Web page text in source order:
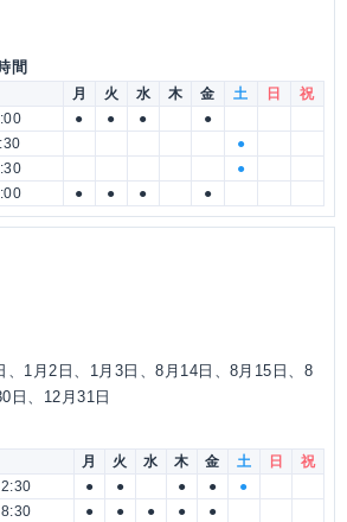
間
月 火 水 木 金 土 日
祝
● ● ●
●
●
●
● ● ● ●
、1月2日、1月3日、8月14日、8月15日、8
日、12月31日
月 火 水 木 金 土 日
祝
● ● ● ●
●
● ● ● ● ●